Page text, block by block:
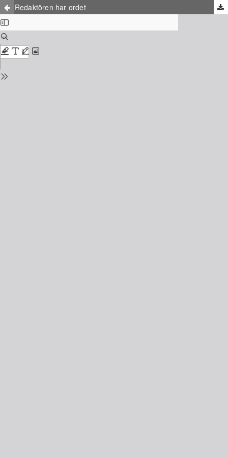
Redaktören har ordet